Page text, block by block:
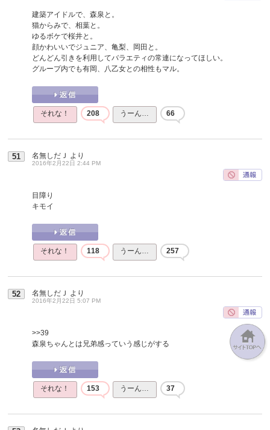
建築アイドルで、森泉と。
猫からみで、相葉と。
ゆるボケで桜井と。
顔かわいいでジュニア、亀梨、岡田と。
どんどん引きを利用してバラエティの常連になってほしい。
グループ内でも有岡、八乙女との相性もマル。
それな！ 208 うーん… 66
51 名無しだＪ より
2016年2月22日 2:44 PM
目障り
キモイ
それな！ 118 うーん… 257
52 名無しだＪ より
2016年2月22日 5:07 PM
>>39
森泉ちゃんとは兄弟感っていう感じがする
それな！ 153 うーん… 37